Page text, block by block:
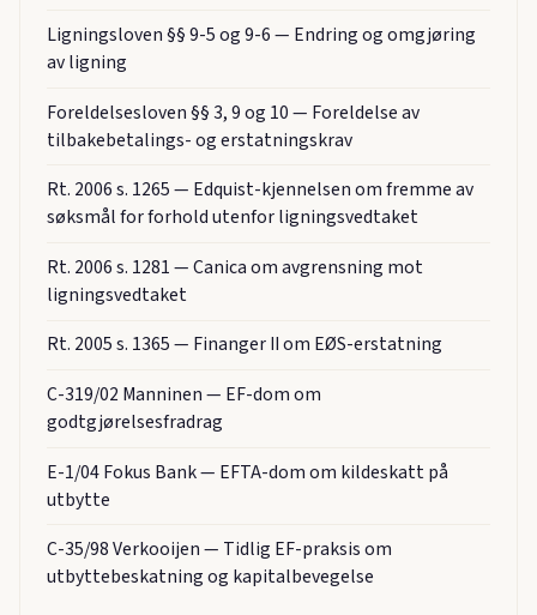
Ligningsloven §§ 9-5 og 9-6 — Endring og omgjøring
av ligning
Foreldelsesloven §§ 3, 9 og 10 — Foreldelse av
tilbakebetalings- og erstatningskrav
Rt. 2006 s. 1265 — Edquist-kjennelsen om fremme av
søksmål for forhold utenfor ligningsvedtaket
Rt. 2006 s. 1281 — Canica om avgrensning mot
ligningsvedtaket
Rt. 2005 s. 1365 — Finanger II om EØS-erstatning
C-319/02 Manninen — EF-dom om
godtgjørelsesfradrag
E-1/04 Fokus Bank — EFTA-dom om kildeskatt på
utbytte
C-35/98 Verkooijen — Tidlig EF-praksis om
utbyttebeskatning og kapitalbevegelse